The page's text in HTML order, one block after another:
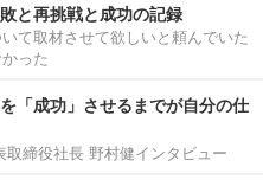
と再挑戦と成功の記録
て取材させて欲しいと頼んでいた
った
「成功」させるまでが自分の仕
締役社長 野村健インタビュー